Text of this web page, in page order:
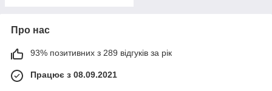
Про нас
93% позитивних з 289 відгуків за рік
Працює з 08.09.2021